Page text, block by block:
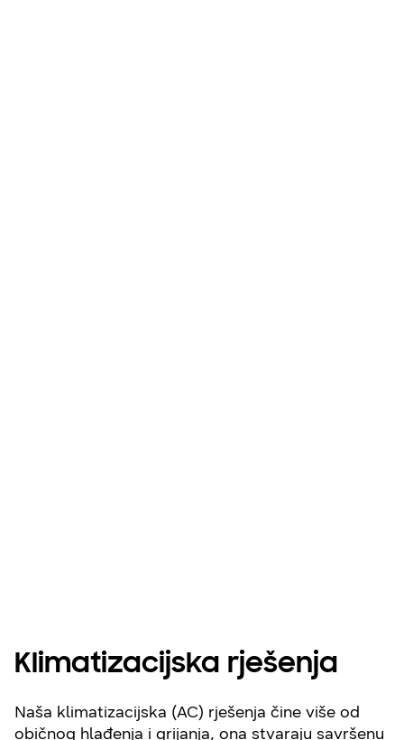
Klimatizacijska rješenja
Naša klimatizacijska (AC) rješenja čine više od
običnog hlađenja i grijanja, ona stvaraju savršenu